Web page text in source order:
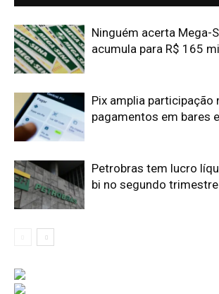
Ninguém acerta Mega-
acumula para R$ 165
Pix amplia participação
pagamentos em bares
Petrobras tem lucro
bi no segundo trimestre